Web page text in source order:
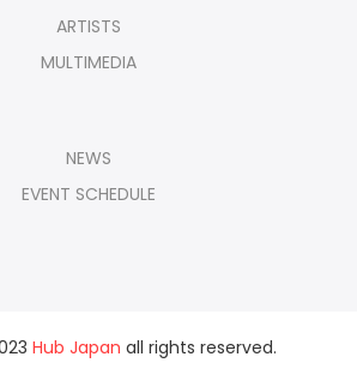
ARTISTS
MULTIMEDIA
NEWS
EVENT SCHEDULE
Hub Japan all rights reserved.